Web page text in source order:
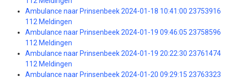
Ambulance naar Prinsenbeek 2024-01-18 10:41:00 23753916
112 Meldingen
Ambulance naar Prinsenbeek 2024-01-19 09:46:05 23758596
112 Meldingen
Ambulance naar Prinsenbeek 2024-01-19 20:22:30 23761474
112 Meldingen
Ambulance naar Prinsenbeek 2024-01-20 09:29:15 23763323